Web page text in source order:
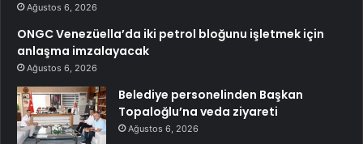
Ağustos 6, 2026
ONGC Venezüella’da iki petrol bloğunu işletmek için
anlaşma imzalayacak
Ağustos 6, 2026
Belediye personelinden Başkan
Topaloğlu’na veda ziyareti
Ağustos 6, 2026